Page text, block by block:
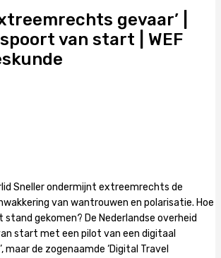
gevaar’ |
van start | WEF
Sneller ondermijnt extreemrechts de
van wantrouwen en polarisatie. Hoe
gekomen? De Nederlandse overheid
start met een pilot van een digitaal
maar de zogenaamde ‘Digital Travel